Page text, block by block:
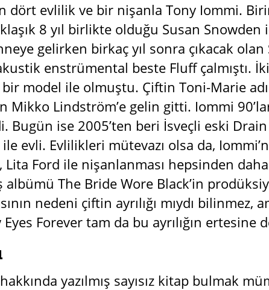
dört evlilik ve bir nişanla Tony Iommi.
8 yıl birlikte olduğu Susan
gelirken birkaç yıl sonra çıkacak
enstrümental beste Fluff çalmıştı.
model ile olmuştu. Çiftin Toni-Marie
Mikko Lindström’e gelin gitti. Iommi
Bugün ise 2005’ten beri İsveçli eski
evli. Evlilikleri mütevazı olsa da,
Lita Ford ile nişanlanması hepsinden
albümü The Bride Wore Black’in
nedeni çiftin ayrılığı mıydı bilinmez,
Forever tam da bu ayrılığın ertesine
yazılmış sayısız kitap bulmak